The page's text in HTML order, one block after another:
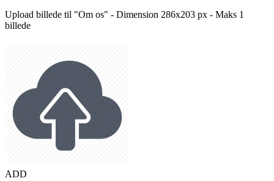
Upload billede til "Om os" - Dimension 286x203 px - Maks 1
billede
ADD